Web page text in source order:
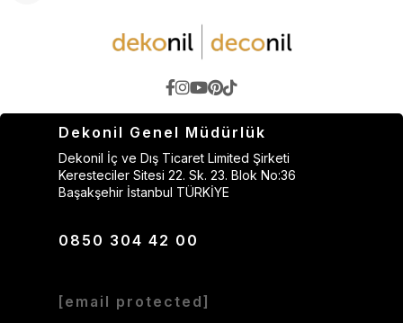
Dekonil Genel Müdürlük
Dekonil İç ve Dış Ticaret Limited Şirketi
Keresteciler Sitesi 22. Sk. 23. Blok No:36
Başakşehir İstanbul TÜRKİYE
0850 304 42 00
[email protected]